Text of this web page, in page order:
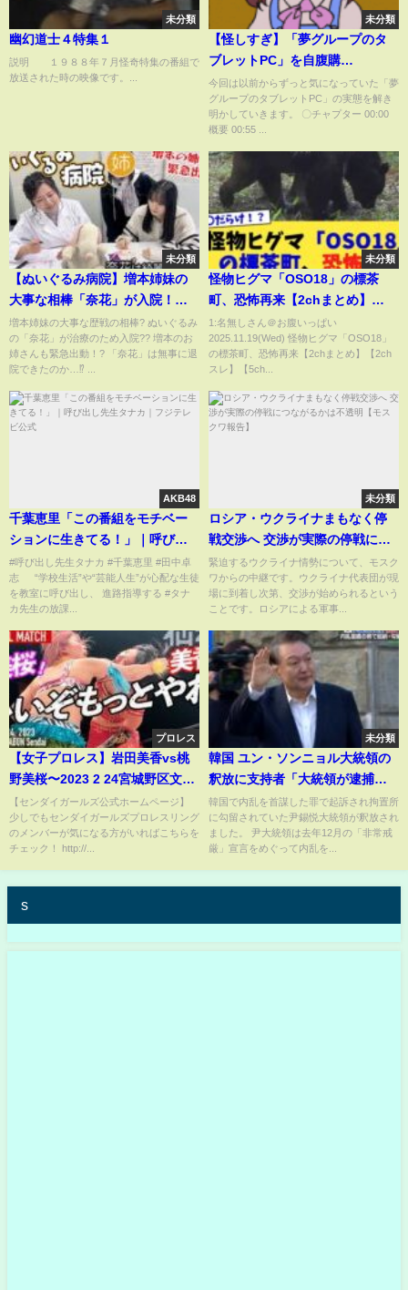
未分類
幽幻道士４特集１
説明 １９８８年７月怪奇特集の番組で
放送された時の映像です。...
未分類
【怪しすぎ】「夢グループのタ
ブレットPC」を自腹購
入！"謎"に包まれたその実態を
暴く…！｜ずんだもんと学ぶ
「激安商品」の実態㉜
今回は以前からずっと気になっていた「夢
グループのタブレットPC」の実態を解き
明かしていきます。 〇チャプター 00:00
概要 00:55 ...
未分類
【ぬいぐるみ病院】増本姉妹の
大事な相棒「奈花」が入院！？
無事に退院できるのか！
増本姉妹の大事な歴戦の相棒? ぬいぐるみ
の「奈花」が治療のため入院?? 増本のお
姉さんも緊急出動！? 「奈花」は無事に退
院できたのか…⁉️ ...
未分類
怪物ヒグマ「OSO18」の標茶
町、恐怖再来【2chまとめ】
【2chスレ】【5chスレ】
1:名無しさん＠お腹いっぱい
2025.11.19(Wed) 怪物ヒグマ「OSO18」
の標茶町、恐怖再来【2chまとめ】【2ch
スレ】【5ch...
AKB48
千葉恵里「この番組をモチベー
ションに生きてる！」｜呼び出
し先生タナカ｜フジテレビ公式
#呼び出し先生タナカ #千葉恵里 #田中卓
志 “学校生活”や“芸能人生”が心配な生徒
を教室に呼び出し、 進路指導する #タナ
カ先生の放課...
未分類
ロシア・ウクライナまもなく停
戦交渉へ 交渉が実際の停戦につ
ながるかは不透明【モスクワ報
告】
緊迫するウクライナ情勢について、モスク
ワからの中継です。ウクライナ代表団が現
場に到着し次第、交渉が始められるという
ことです。ロシアによる軍事...
プロレス
【女子プロレス】岩田美香vs桃
野美桜〜2023 2 24宮城野区文化
センター〜
【センダイガールズ公式ホームページ】
少しでもセンダイガールズプロレスリング
のメンバーが気になる方がいればこちらを
チェック！ http://...
未分類
韓国 ユン・ソンニョル大統領の
釈放に支持者「大統領が逮捕さ
れる理由はなく、当然の結果
だ」｜TBS NEWS DIG
韓国で内乱を首謀した罪で起訴され拘置所
に勾留されていた尹錫悦大統領が釈放され
ました。 尹大統領は去年12月の「非常戒
厳」宣言をめぐって内乱を...
s